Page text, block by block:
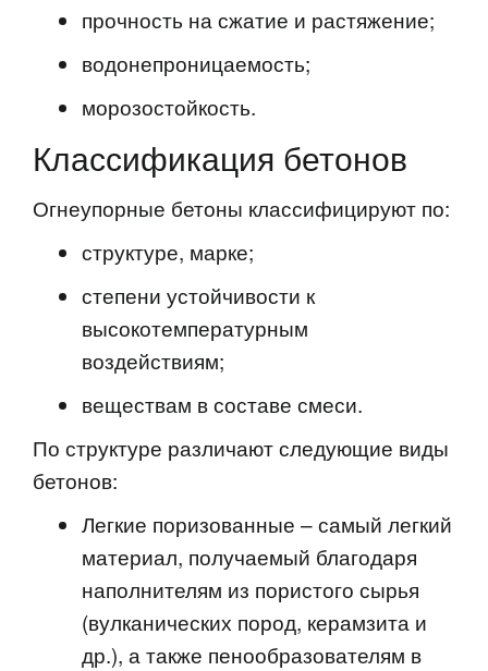
прочность на сжатие и растяжение;
водонепроницаемость;
морозостойкость.
Классификация бетонов
Огнеупорные бетоны классифицируют по:
структуре, марке;
степени устойчивости к
высокотемпературным
воздействиям;
веществам в составе смеси.
По структуре различают следующие виды
бетонов:
Легкие поризованные – самый легкий
материал, получаемый благодаря
наполнителям из пористого сырья
(вулканических пород, керамзита и
др.), а также пенообразователям в